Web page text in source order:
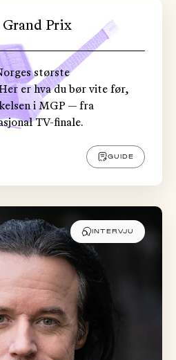
Prix
største
er hva du bør vite før,
i MGP — fra
TV-finale.
GUIDE
INTERVJU